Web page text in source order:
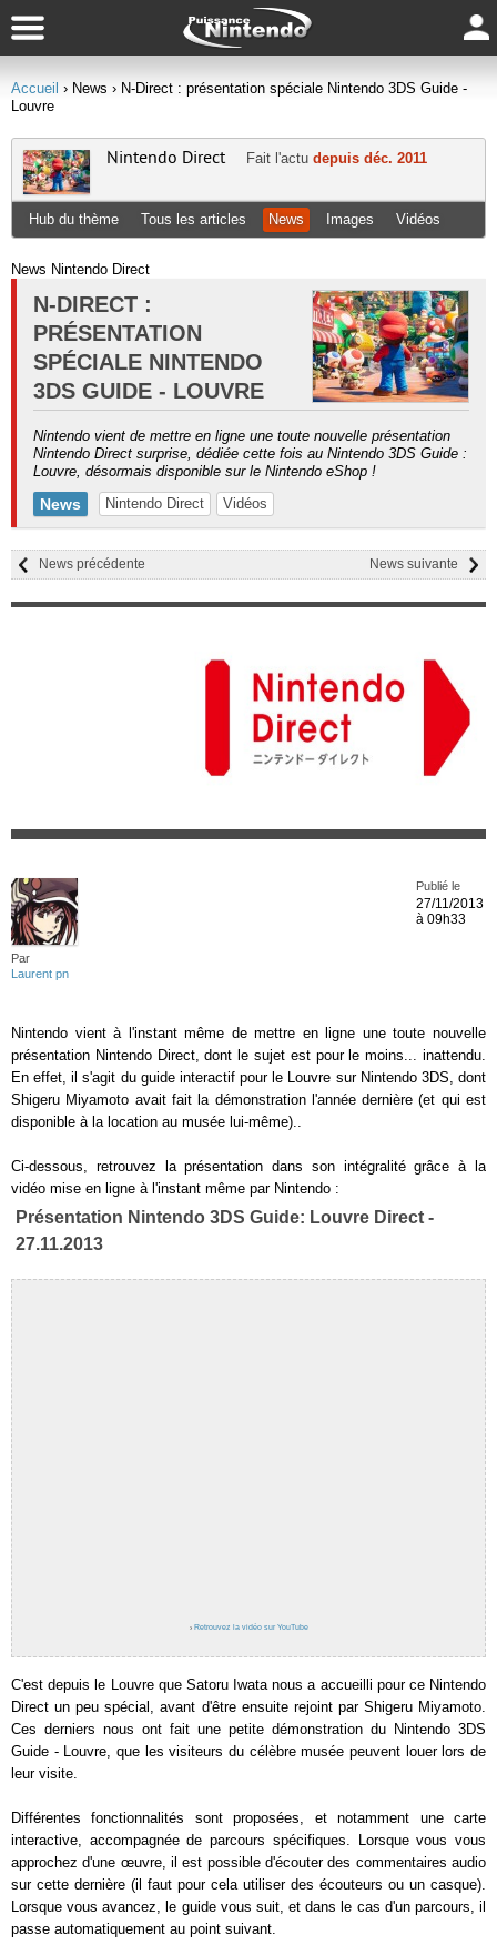
Accueil › News › N-Direct : présentation spéciale Nintendo 3DS Guide -
Louvre
Nintendo Direct Fait l'actu depuis déc. 2011
Hub du thème Tous les articles News Images Vidéos
News Nintendo Direct
N-DIRECT :
PRÉSENTATION
SPÉCIALE NINTENDO
3DS GUIDE - LOUVRE
Nintendo vient de mettre en ligne une toute nouvelle présentation
Nintendo Direct surprise, dédiée cette fois au Nintendo 3DS Guide :
Louvre, désormais disponible sur le Nintendo eShop !
News Nintendo Direct Vidéos
News suivante
News précédente
Par
Laurent pn
Publié le
27/11/2013
à 09h33
Nintendo vient à l'instant même de mettre en ligne une toute nouvelle
présentation Nintendo Direct, dont le sujet est pour le moins... inattendu.
En effet, il s'agit du guide interactif pour le Louvre sur Nintendo 3DS, dont
Shigeru Miyamoto avait fait la démonstration l'année dernière (et qui est
disponible à la location au musée lui-même)..
Ci-dessous, retrouvez la présentation dans son intégralité grâce à la
vidéo mise en ligne à l'instant même par Nintendo :
Présentation Nintendo 3DS Guide: Louvre Direct -
27.11.2013
› Retrouvez la vidéo sur YouTube
C'est depuis le Louvre que Satoru Iwata nous a accueilli pour ce Nintendo
Direct un peu spécial, avant d'être ensuite rejoint par Shigeru Miyamoto.
Ces derniers nous ont fait une petite démonstration du Nintendo 3DS
Guide - Louvre, que les visiteurs du célèbre musée peuvent louer lors de
leur visite.
Différentes fonctionnalités sont proposées, et notamment une carte
interactive, accompagnée de parcours spécifiques. Lorsque vous vous
approchez d'une œuvre, il est possible d'écouter des commentaires audio
sur cette dernière (il faut pour cela utiliser des écouteurs ou un casque).
Lorsque vous avancez, le guide vous suit, et dans le cas d'un parcours, il
passe automatiquement au point suivant.